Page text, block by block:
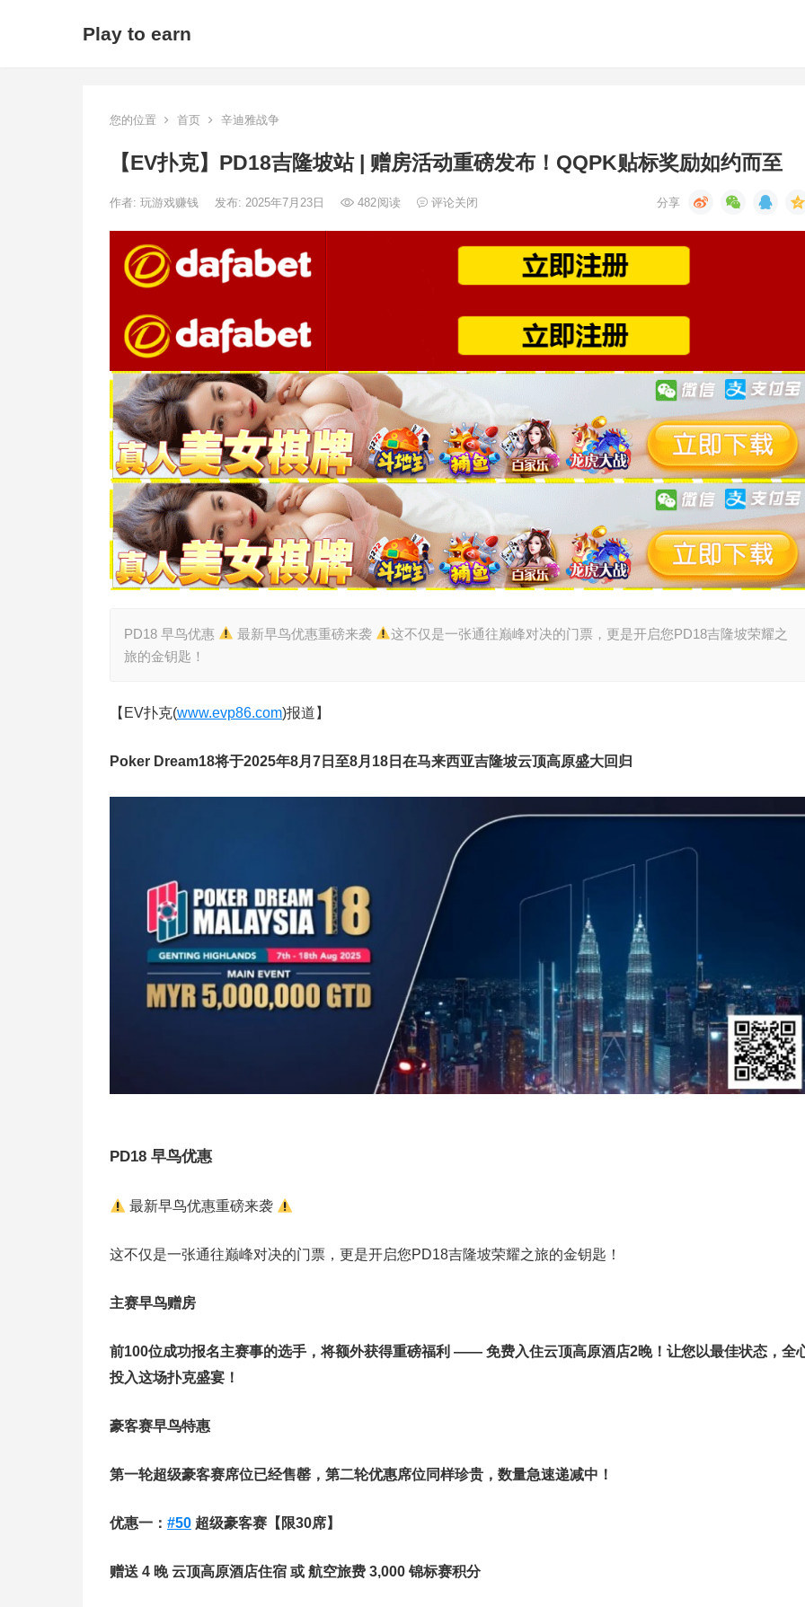
Play to earn
您的位置 首页 辛迪雅战争
【EV扑克】PD18吉隆坡站 | 赠房活动重磅发布！QQPK贴标奖励如约而至
作者: 玩游戏赚钱 发布: 2025年7月23日 482阅读 评论关闭
PD18 早鸟优惠 最新早鸟优惠重磅来袭
这不仅是一张通往巅峰对决的门票，更是开启您PD18吉隆坡荣耀之
旅的金钥匙！
【EV扑克(www.evp86.com)报道】
Poker Dream18将于2025年8月7日至8月18日在马来西亚吉隆坡云顶高原盛大回归
PD18 早鸟优惠
最新早鸟优惠重磅来袭
这不仅是一张通往巅峰对决的门票，更是开启您PD18吉隆坡荣耀之旅的金钥匙！
主赛早鸟赠房
前100位成功报名主赛事的选手，将额外获得重磅福利 —— 免费入住云顶高原酒店2晚！让您以最佳状态，全
投入这场扑克盛宴！
豪客赛早鸟特惠
第一轮超级豪客赛席位已经售罄，第二轮优惠席位同样珍贵，数量急速递减中！
优惠一： #50 超级豪客赛【限30席】
赠送 4 晚 云顶高原酒店住宿 或 航空旅费 3,000 锦标赛积分